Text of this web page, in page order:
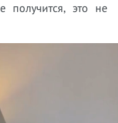
получится, это не